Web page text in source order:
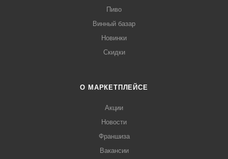
Пиво
Винный базар
Новинки
Скидки
О МАРКЕТПЛЕЙСЕ
Акции
Новости
Франшиза
Вакансии